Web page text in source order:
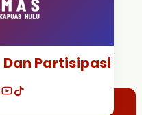
Dan Partisipasi